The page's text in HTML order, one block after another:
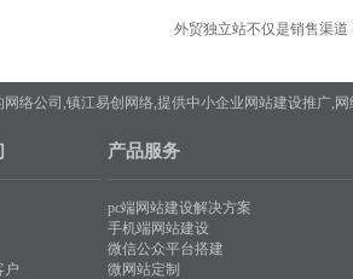
外贸独立站不仅是销售渠
网络公司,镇江易创网络,提供中小企业网站建设推广,
户
产品服务
pc端网站建设解决方案
手机端网站建设
微信公众平台搭建
微网站定制